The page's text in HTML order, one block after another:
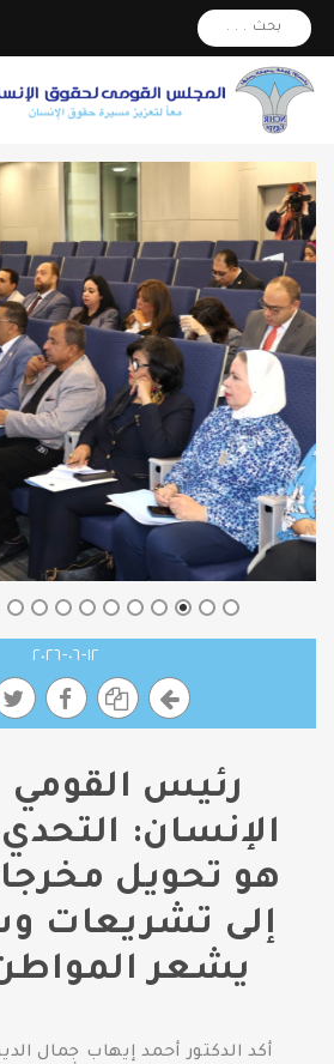
بحث . . .
١٢-٠٦-٢٠٢٦
رئيس القومي
الإنسان:
هو تحويل
إلى تشريعات
يشعر المواطن
أكد الدكتور أحمد إيهاب جمال